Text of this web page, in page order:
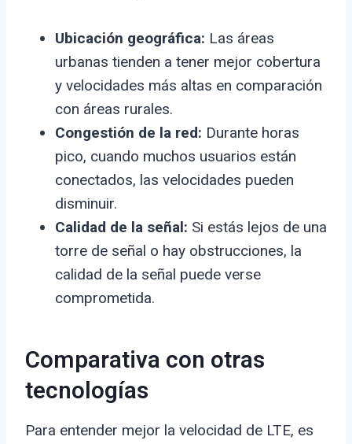
Ubicación geográfica: Las áreas
urbanas tienden a tener mejor cobertura
y velocidades más altas en comparación
con áreas rurales.
Congestión de la red: Durante horas
pico, cuando muchos usuarios están
conectados, las velocidades pueden
disminuir.
Calidad de la señal: Si estás lejos de una
torre de señal o hay obstrucciones, la
calidad de la señal puede verse
comprometida.
Comparativa con otras
tecnologías
Para entender mejor la velocidad de LTE, es